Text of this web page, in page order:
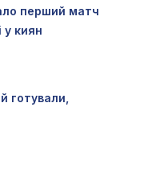
перший матч
у киян
готували,